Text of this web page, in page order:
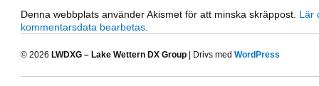
Denna webbplats använder Akismet för att minska skräppost. Lär
kommentarsdata bearbetas
© 2026 LWDXG – Lake Wettern DX Group | Drivs med WordPress